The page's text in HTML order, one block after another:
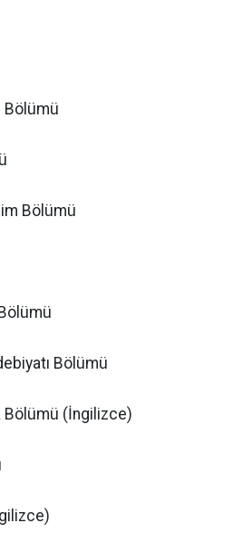
Bölümü
Bölümü
Bölümü
Bölümü (İngilizce)